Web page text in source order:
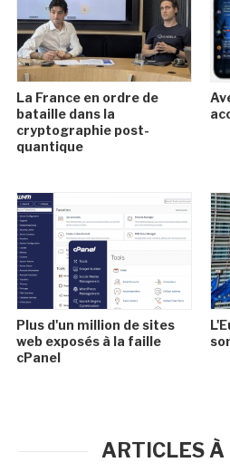
La France en ordre de
bataille dans la
cryptographie post-
quantique
Plus d'un million de sites
web exposés à la faille
cPanel
ARTICLES À